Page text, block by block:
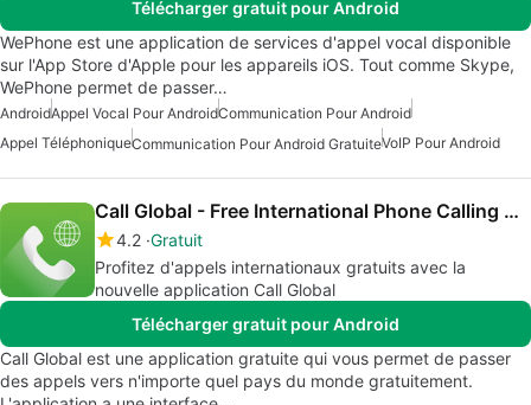
Télécharger gratuit pour Android
WePhone est une application de services d'appel vocal disponible
sur l'App Store d'Apple pour les appareils iOS. Tout comme Skype,
WePhone permet de passer…
AndroidAppel Vocal Pour AndroidCommunication Pour Android
Appel TéléphoniqueCommunication Pour Android GratuiteVoIP Pour Android
Call Global - Free International Phone Calling App
4.2 Gratuit
Profitez d'appels internationaux gratuits avec la
nouvelle application Call Global
Télécharger gratuit pour Android
Call Global est une application gratuite qui vous permet de passer
des appels vers n'importe quel pays du monde gratuitement.